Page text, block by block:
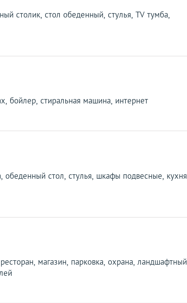
столик, стол обеденный, стулья, TV тумба,
бойлер, стиральная машина, интернет
обеденный стол, стулья, шкафы подвесные, кухня
магазин, парковка, охрана, ландшафтный